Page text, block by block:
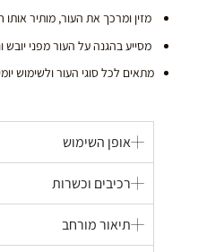
מזין ומרכך את העור, מותיר אותו
מסייע בהגנה על העור מפני יובש
מתאים לכל סוגי העור ולשימוש
אופן השימוש
רכיבים וכשרות
תיאור מורחב